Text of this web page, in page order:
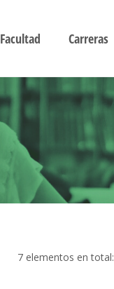
Facultad Carreras
7 elementos en total: